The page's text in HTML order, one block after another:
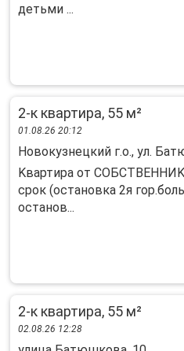
детьми ...
2-к квартира, 55 м²
01.08.26 20:12
Новокузнецкий г.о., ул.
Kвартира oт
cрок (ocтaнoвкa 2я
оcтанов...
2-к квартира, 55 м²
02.08.26 12:28